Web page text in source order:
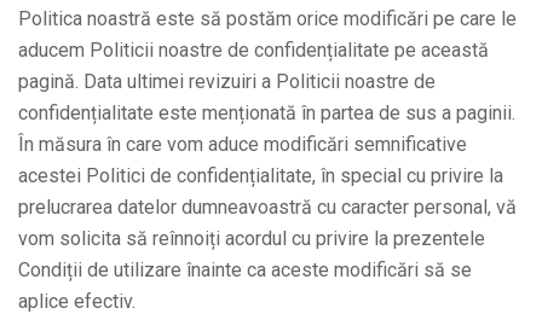
Politica noastră este să postăm orice modificări pe care le
aducem Politicii noastre de confidențialitate pe această
pagină. Data ultimei revizuiri a Politicii noastre de
confidențialitate este menționată în partea de sus a paginii.
În măsura în care vom aduce modificări semnificative
acestei Politici de confidențialitate, în special cu privire la
prelucrarea datelor dumneavoastră cu caracter personal, vă
vom solicita să reînnoiți acordul cu privire la prezentele
Condiții de utilizare înainte ca aceste modificări să se
aplice efectiv.